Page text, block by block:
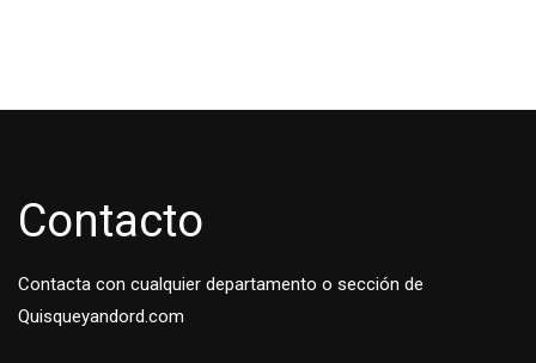
Contacto
Contacta con cualquier departamento o sección de
Quisqueyandord.com